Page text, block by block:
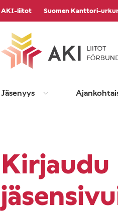
AKI-liitot Suomen Kanttori-
Jäsenyys
Kirjaudu